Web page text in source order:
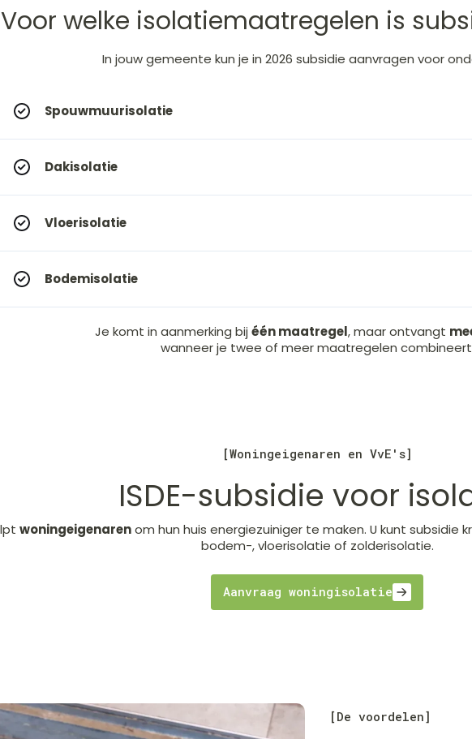
Voor welke isolatiemaatregelen is
In jouw gemeente kun je in 2026 subsidie aanvragen voor
Spouwmuurisolatie
Dakisolatie
Vloerisolatie
Bodemisolatie
Je komt in aanmerking bij één maatregel, maar ontvangt
wanneer je twee of meer maatregelen
[Woningeigenaren en VvE's]
ISDE-subsidie voor
woningeigenarenom hun huis energiezuiniger te maken. U kunt
bodem-, vloerisolatie of zolderisolatie.
Aanvraag woningisolatie
[De voordelen]